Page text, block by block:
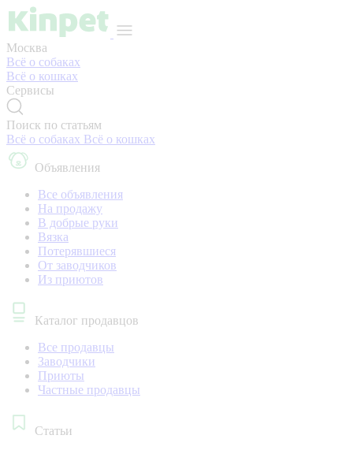
Москва
Всё о собаках
Всё о кошках
Сервисы
Поиск по статьям
Всё о собаках Всё о кошках
Объявления
Все объявления
На продажу
В добрые руки
Вязка
Потерявшиеся
От заводчиков
Из приютов
Каталог продавцов
Все продавцы
Заводчики
Приюты
Частные продавцы
Статьи